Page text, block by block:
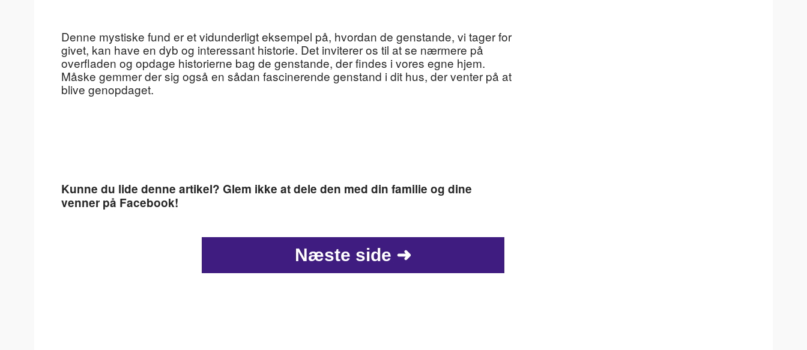
Denne mystiske fund er et vidunderligt eksempel på, hvordan de genstande, vi tager for
givet, kan have en dyb og interessant historie. Det inviterer os til at se nærmere på
overfladen og opdage historierne bag de genstande, der findes i vores egne hjem.
Måske gemmer der sig også en sådan fascinerende genstand i dit hus, der venter på at
blive genopdaget.
Kunne du lide denne artikel? Glem ikke at dele den med din familie og dine
venner på Facebook!
Næste side ➜